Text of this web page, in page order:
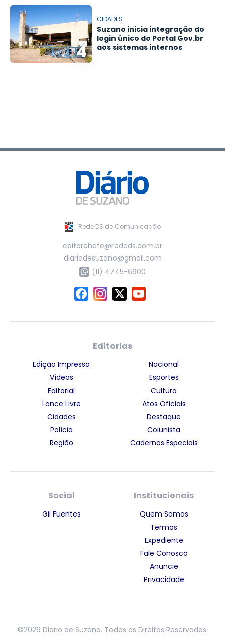
4
CIDADES
Suzano inicia integração do
login único do Portal Gov.br
aos sistemas internos
Rede DS de Comunicação
editorchefe@rededs.com.br
diariodesuzano@gmail.com
(11) 4745-6900
Editorias
Edição Impressa
Vídeos
Editorial
Lance Livre
Cidades
Polícia
Região
Nacional
Esportes
Cultura
Atos Oficiais
Destaque
Colunista
Cadernos Especiais
Social
Gil Fuentes
Institucionais
Quem Somos
Termos
Expediente
Fale Conosco
Anuncie
Privacidade
©2026 Diario de Suzano. Todos os Direitos Reservados.